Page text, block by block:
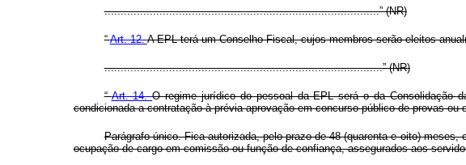
.....................................................................................” (NR)
“Art. 12.A EPL terá um Conselho Fiscal, cujos membros serão eleitos
......................................................................................” (NR)
“Art. 14.O regime jurídico do pessoal da EPL será o da Consolidação
condicionada a contratação à prévia aprovação em concurso público de provas ou
Parágrafo único. Fica autorizada, pelo prazo de 48 (quarenta e oito)
ocupação de cargo em comissão ou função de confiança, assegurados aos